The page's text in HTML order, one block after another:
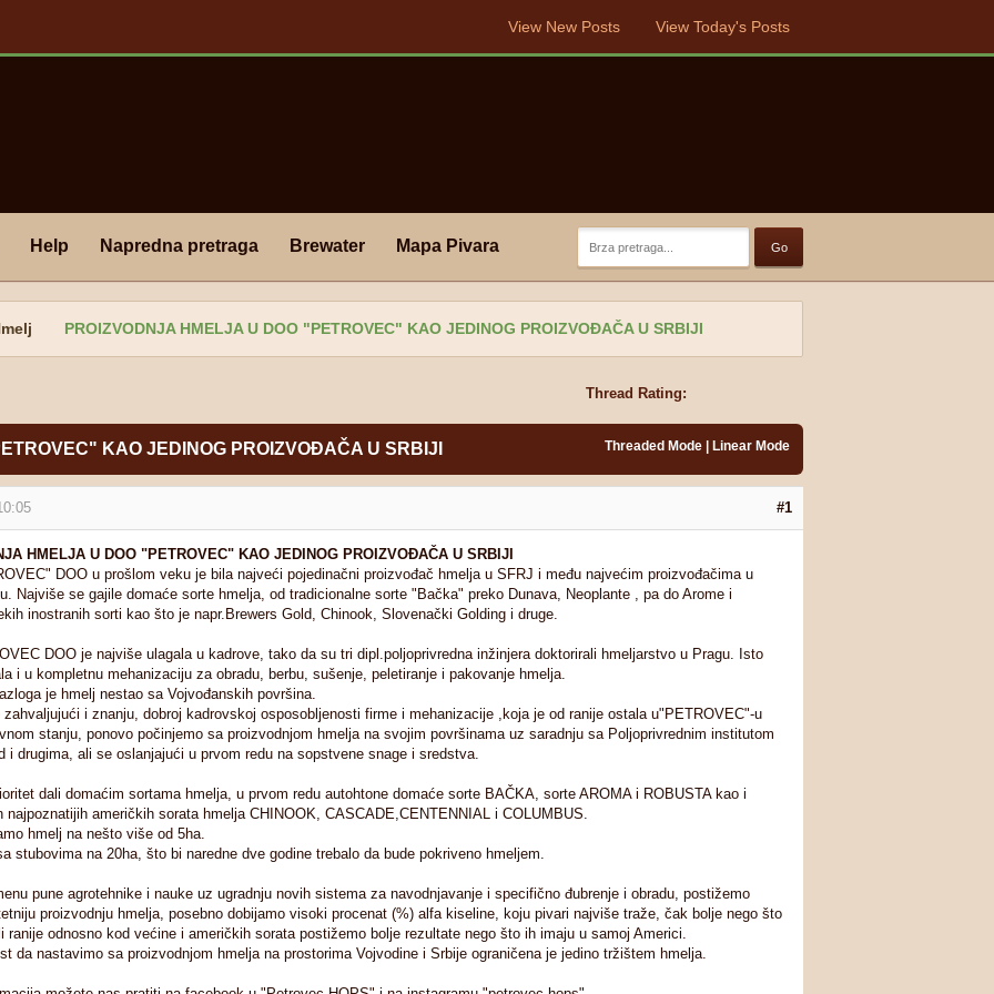
View New Posts View Today's Posts
Help Napredna pretraga Brewater Mapa Pivara
PROIZVODNJA HMELJA U DOO "PETROVEC" KAO JEDINOG PROIZVOĐAČA U SRBIJI
Thread Rating:
Threaded Mode |Linear Mode
KAO JEDINOG PROIZVOĐAČA U SRBIJI
#1
HMELJA U DOO "PETROVEC" KAO JEDINOG PROIZVOĐAČA U SRBIJI
DOO u prošlom veku je bila najveći pojedinačni proizvođač hmelja u SFRJ i među najvećim proizvođačima u Europi
se gajile domaće sorte hmelja, od tradicionalne sorte "Bačka" preko Dunava, Neoplante , pa do Arome i Robuste, i nekih
kao što je napr.Brewers Gold, Chinook, Slovenački Golding i druge.
DOO je najviše ulagala u kadrove, tako da su tri dipl.poljoprivredna inžinjera doktorirali hmeljarstvo u Pragu. Isto
i u kompletnu mehanizaciju za obradu, berbu, sušenje, peletiranje i pakovanje hmelja.
je hmelj nestao sa Vojvođanskih površina.
zahvaljujući i znanju, dobroj kadrovskoj osposobljenosti firme i mehanizacije ,koja je od ranije ostala u"PETROVEC"-u
stanju, ponovo počinjemo sa proizvodnjom hmelja na svojim površinama uz saradnju sa Poljoprivrednim institutom
i drugima, ali se oslanjajući u prvom redu na sopstvene snage i sredstva.
dali domaćim sortama hmelja, u prvom redu autohtone domaće sorte BAČKA, sorte AROMA i ROBUSTA kao i
najpoznatijih američkih sorata hmelja CHINOOK, CASCADE,CENTENNIAL i COLUMBUS.
hmelj na nešto više od 5ha.
stubovima na 20ha, što bi naredne dve godine trebalo da bude pokriveno hmeljem.
pune agrotehnike i nauke uz ugradnju novih sistema za navodnjavanje i specifično đubrenje i obradu, postižemo
proizvodnju hmelja, posebno dobijamo visoki procenat (%) alfa kiseline, koju pivari najviše traže, čak bolje nego što
ranije odnosno kod većine i američkih sorata postižemo bolje rezultate nego što ih imaju u samoj Americi.
da nastavimo sa proizvodnjom hmelja na prostorima Vojvodine i Srbije ograničena je jedino tržištem hmelja.